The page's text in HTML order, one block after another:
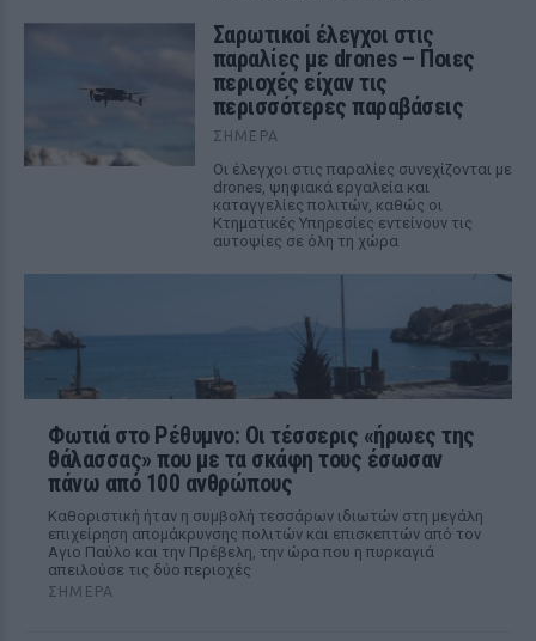
Σαρωτικοί έλεγχοι στις
παραλίες με drones – Ποιες
περιοχές είχαν τις
περισσότερες παραβάσεις
ΣΉΜΕΡΑ
Οι έλεγχοι στις παραλίες συνεχίζονται με
drones, ψηφιακά εργαλεία και
καταγγελίες πολιτών, καθώς οι
Κτηματικές Υπηρεσίες εντείνουν τις
αυτοψίες σε όλη τη χώρα
Φωτιά στο Ρέθυμνο: Οι τέσσερις «ήρωες της
θάλασσας» που με τα σκάφη τους έσωσαν
πάνω από 100 ανθρώπους
Καθοριστική ήταν η συμβολή τεσσάρων ιδιωτών στη μεγάλη
επιχείρηση απομάκρυνσης πολιτών και επισκεπτών από τον
Αγιο Παύλο και την Πρέβελη, την ώρα που η πυρκαγιά
απειλούσε τις δύο περιοχές
ΣΉΜΕΡΑ